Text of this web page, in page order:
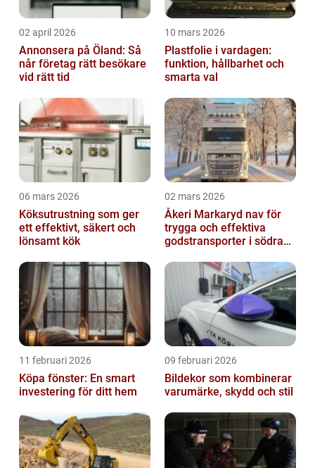
02 april 2026
Annonsera på Öland: Så
når företag rätt besökare
vid rätt tid
10 mars 2026
Plastfolie i vardagen:
funktion, hållbarhet och
smarta val
06 mars 2026
Köksutrustning som ger
ett effektivt, säkert och
lönsamt kök
02 mars 2026
Åkeri Markaryd nav för
trygga och effektiva
godstransporter i södra
11 februari 2026
Köpa fönster: En smart
investering för ditt hem
09 februari 2026
Bildekor som kombinerar
varumärke, skydd och stil